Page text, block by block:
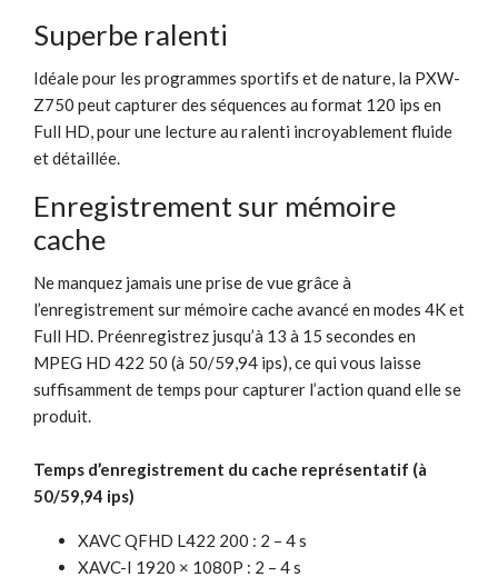
Superbe ralenti
Idéale pour les programmes sportifs et de nature, la PXW-
Z750 peut capturer des séquences au format 120 ips en
Full HD, pour une lecture au ralenti incroyablement fluide
et détaillée.
Enregistrement sur mémoire
cache
Ne manquez jamais une prise de vue grâce à
l’enregistrement sur mémoire cache avancé en modes 4K et
Full HD. Préenregistrez jusqu’à 13 à 15 secondes en
MPEG HD 422 50 (à 50/59,94 ips), ce qui vous laisse
suffisamment de temps pour capturer l’action quand elle se
produit.
Temps d’enregistrement du cache représentatif (à
50/59,94 ips)
XAVC QFHD L422 200 : 2 – 4 s
XAVC-I 1920 × 1080P : 2 – 4 s